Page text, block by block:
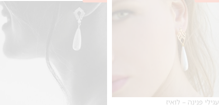
עגילי פנינה – לואיז